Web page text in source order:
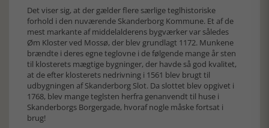
Det viser sig, at der gælder flere særlige teglhistoriske
forhold i den nuværende Skanderborg Kommune. Et af de
mest markante af middelalderens bygværker var således
Øm Kloster ved Mossø, der blev grundlagt 1172. Munkene
brændte i deres egne teglovne i de følgende mange år sten
til klosterets mægtige bygninger, der havde så god kvalitet,
at de efter klosterets nedrivning i 1561 blev brugt til
udbygningen af Skanderborg Slot. Da slottet blev opgivet i
1768, blev mange teglsten herfra genanvendt til huse i
Skanderborgs Borgergade, hvoraf nogle måske fortsat i
brug!